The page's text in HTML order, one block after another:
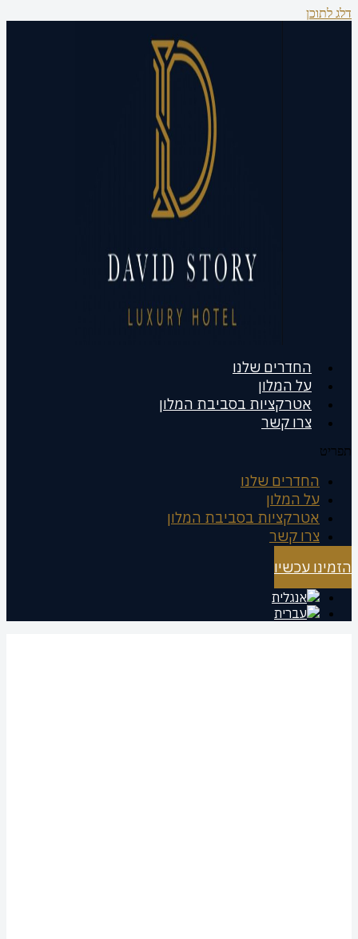
דלג לתוכן
החדרים שלנו
על המלון
אטרקציות בסביבת המלון
צרו קשר
תפריט
החדרים שלנו
על המלון
אטרקציות בסביבת המלון
צרו קשר
הזמינו עכשיו